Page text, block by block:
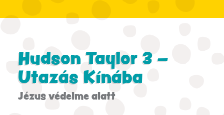
Kalandjáték
Hudson Taylor 3 –
Utazás Kínába
Jézus védelme alatt